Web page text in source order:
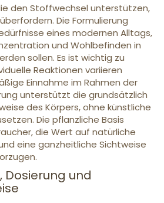
den Stoffwechsel unterstützen,
Die Formulierung
eines modernen Alltags,
und Wohlbefinden in
sollen. Es ist wichtig zu
Reaktionen variieren
Einnahme im Rahmen der
unterstützt die grundsätzlich
des Körpers, ohne künstliche
Die pflanzliche Basis
die Wert auf natürliche
eine ganzheitliche Sichtweise
Dosierung und